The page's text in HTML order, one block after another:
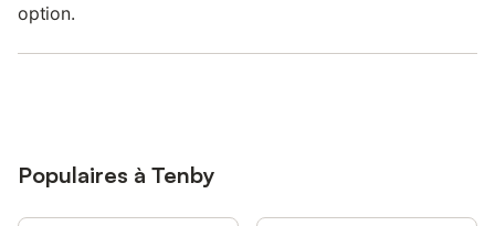
option.
Populaires à Tenby